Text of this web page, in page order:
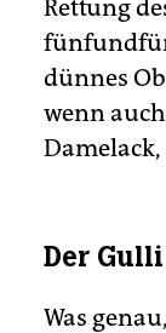
Rettung
dünnes
wenn
Der
Was